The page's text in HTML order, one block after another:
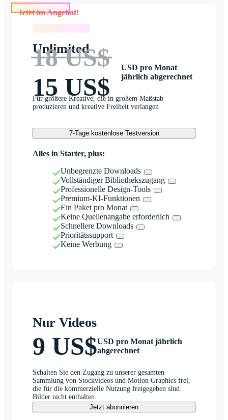
Jetzt im Angebot!
Unlimited
18 US$
15 US$
USD pro Monat
jährlich abgerechnet
Für größere Kreative, die in großem Maßstab
produzieren und kreative Freiheit verlangen
7-Tage kostenlose Testversion
Alles in Starter, plus:
Unbegrenzte Downloads
Vollständiger Bibliothekszugang
Professionelle Design-Tools
Premium-KI-Funktionen
Ein Paket pro Monat
Keine Quellenangabe erforderlich
Schnellere Downloads
Prioritätssupport
Keine Werbung
Nur Videos
9 US$USD pro Monat jährlich
abgerechnet
Schalten Sie den Zugang zu unserer gesamten
Sammlung von Stockvideos und Motion Graphics frei,
die für die kommerzielle Nutzung freigegeben sind.
Bilder nicht enthalten.
Jetzt abonnieren